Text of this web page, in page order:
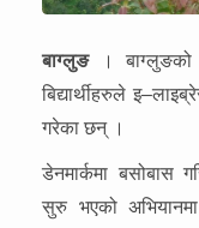
बाग्लुङ। बाग्लुङको
बिद्यार्थीहरुले
गरेका छन् ।
डेनमार्कमा बसोबास
सुरु भएको अभियानमा